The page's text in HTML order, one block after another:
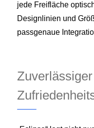
jede Freifläche
Designlinien und
passgenaue